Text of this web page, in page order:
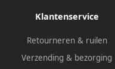
Klantenservice
Retourneren & ruilen
Verzending & bezorging